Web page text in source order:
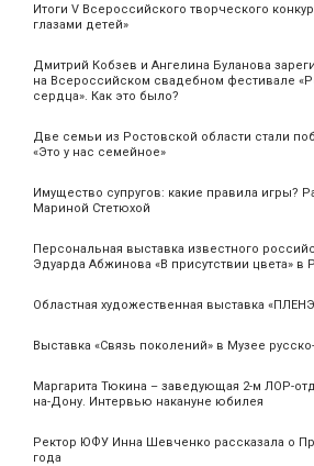
Итоги V Всероссийского творческого
глазами детей»
Дмитрий Кобзев и Ангелина Буланова
на Всероссийском свадебном фестивале
сердца». Как это было?
Две семьи из Ростовской области стали
«Это у нас семейное»
Имущество супругов: какие правила игры?
Мариной Стетюхой
Персональная выставка известного
Эдуарда Абжинова «В присутствии цвета»
Областная художественная выставка
Выставка «Связь поколений» в Музее
Маргарита Тюкина – заведующая 2-м ЛОР-
на-Дону. Интервью накануне юбилея
Ректор ЮФУ Инна Шевченко рассказала о
года